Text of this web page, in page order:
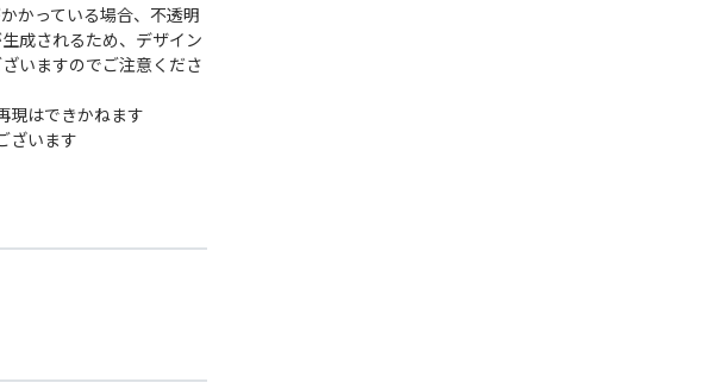
かっている場合、不透明
成されるため、デザイン
いますのでご注意くださ
現はできかねます
ざいます